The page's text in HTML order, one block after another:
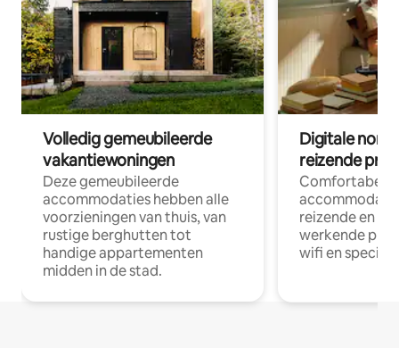
Volledig gemeubileerde
vakantiewoningen
Deze gemeubileerde
accommodaties hebben alle
voorzieningen van thuis, van
rustige berghutten tot
handige appartementen
midden in de stad.
Digitale
reizende
Comfortabele
reizende en
werkende
wifi en